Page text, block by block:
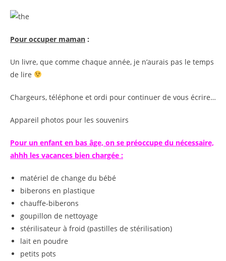
Pour occuper maman :
Un livre, que comme chaque année, je n’aurais pas le temps
de lire
Chargeurs, téléphone et ordi pour continuer de vous écrire…
Appareil photos pour les souvenirs
Pour un enfant en bas âge, on se préoccupe du nécessaire,
ahhh les vacances bien chargée :
matériel de change du bébé
biberons en plastique
chauffe-biberons
goupillon de nettoyage
stérilisateur à froid (pastilles de stérilisation)
lait en poudre
petits pots